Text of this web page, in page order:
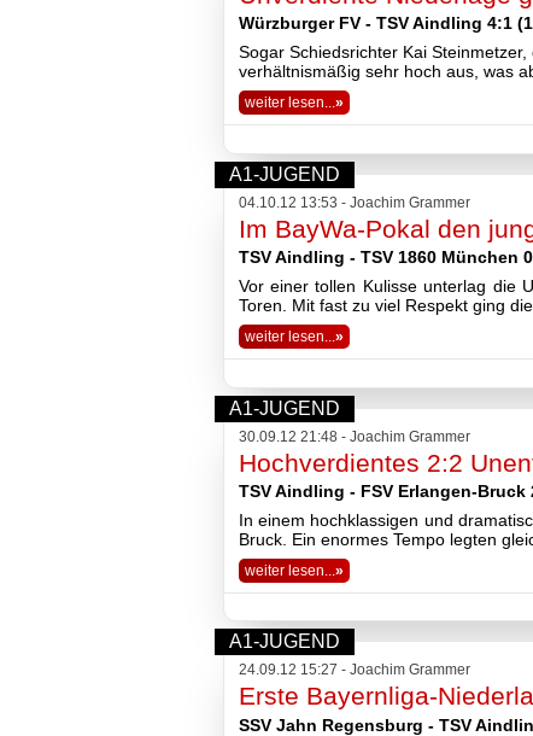
Würzburger FV - TSV Aindling 4:1
Sogar Schiedsrichter Kai
verhältnismäßig sehr hoch aus, was
weiter lesen...»
A1-JUGEND
04.10.12 13:53 - Joachim Grammer
Im BayWa-Pokal den
TSV Aindling - TSV 1860 München
Vor einer tollen Kulisse unterlag die
Toren. Mit fast zu viel Respekt ging
weiter lesen...»
A1-JUGEND
30.09.12 21:48 - Joachim Grammer
Hochverdientes 2:2
TSV Aindling - FSV Erlangen-Bruck
In einem hochklassigen und
Bruck. Ein enormes Tempo legten
weiter lesen...»
A1-JUGEND
24.09.12 15:27 - Joachim Grammer
Erste Bayernliga-
SSV Jahn Regensburg - TSV